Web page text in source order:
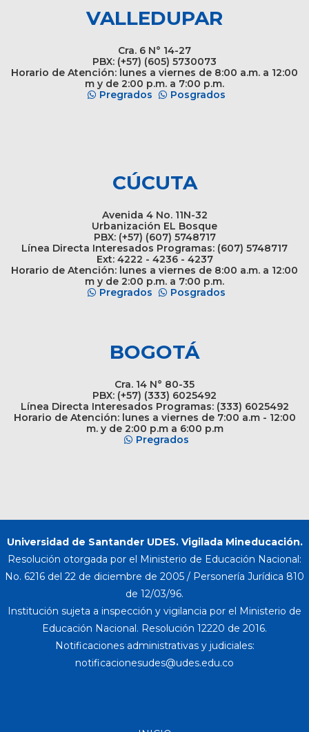
VALLEDUPAR
Cra. 6 N° 14-27
PBX: (+57) (605) 5730073
Horario de Atención: lunes a viernes de 8:00 a.m. a 12:00
m y de 2:00 p.m. a 7:00 p.m.
Pregrados
Posgrados
CÚCUTA
Avenida 4 No. 11N-32
Urbanización EL Bosque
PBX: (+57) (607) 5748717
Línea Directa Interesados Programas: (607) 5748717
Ext: 4222 - 4236 - 4237
Horario de Atención: lunes a viernes de 8:00 a.m. a 12:00
m y de 2:00 p.m. a 7:00 p.m.
Pregrados
Posgrados
BOGOTÁ
Cra. 14 N° 80-35
PBX: (+57) (333) 6025492
Línea Directa Interesados Programas: (333) 6025492
Horario de Atención: lunes a viernes de 7:00 a.m - 12:00
m. y de 2:00 p.m a 6:00 p.m
Pregrados
Universidad de Santander UDES. Vigilada Mineducación.
Resolución otorgada por el Ministerio de Educación Nacional:
No. 6216 del 22 de diciembre de 2005 / Personería Jurídica 810
de 12/03/96.
Institución sujeta a inspección y vigilancia por el Ministerio de
Educación Nacional. Resolución 12220 de 2016.
Notificaciones administrativas y judiciales: